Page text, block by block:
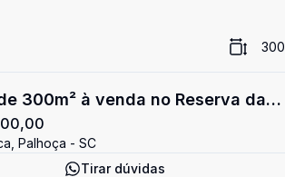
300
300m² à venda no Reserva da
Palhoça - SC
Tirar dúvidas